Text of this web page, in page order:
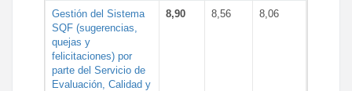
Gestión del Sistema
SQF (sugerencias,
quejas y
felicitaciones) por
parte del Servicio de
Evaluación, Calidad y
8,90 8,56 8,06